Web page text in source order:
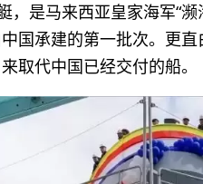
，是马来西亚皇家海军“
国承建的第一批次。更
取代中国已经交付的船。